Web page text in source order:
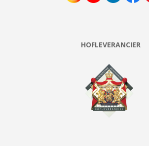
HOFLEVERANCIER